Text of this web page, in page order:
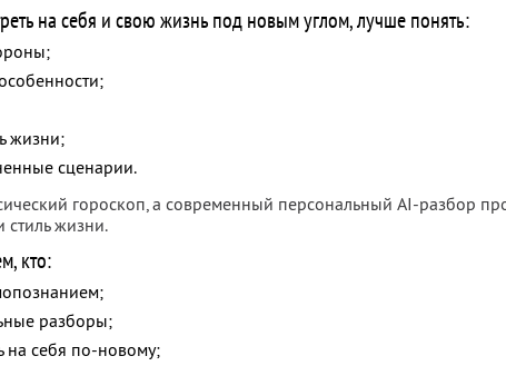
на себя и свою жизнь под новым углом, лучше понять:
жизни;
сценарии.
гороскоп, а современный персональный AI-разбор
стиль жизни.
кто:
разборы;
на себя по-новому;